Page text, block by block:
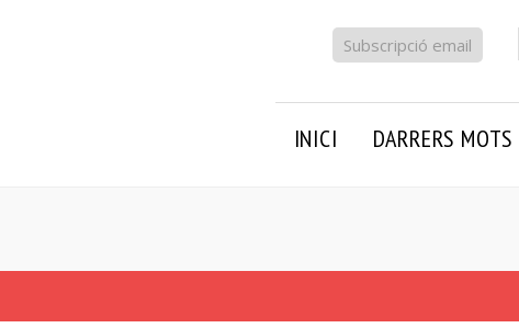
Subscripció email
INICI DARRERS MOTS